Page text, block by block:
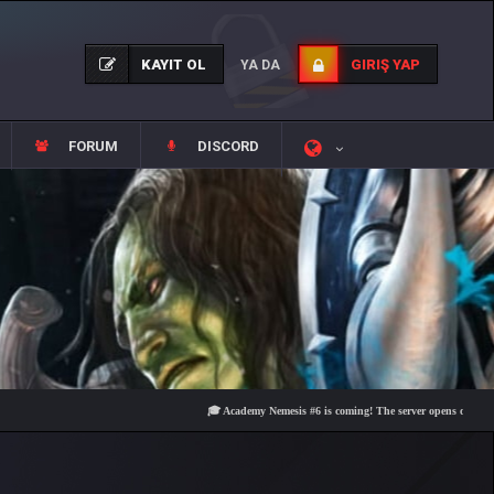
KAYIT OL YA DA GIRIŞ YAP
FORUM DISCORD
🎓 Academy Nemesis #6 is coming! The server opens on Friday,